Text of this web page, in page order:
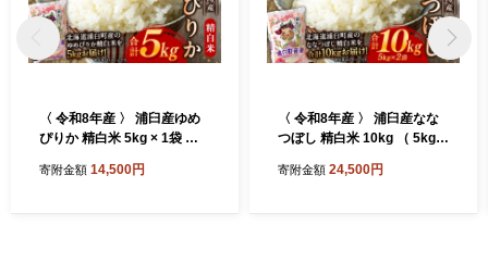
〈 令和8年産 〉 浦臼産ゆめ
ぴりか 精白米 5kg × 1袋 お
ご飯 おにぎり 国産 北海道産
寄附金額 14,500円
〈 令和8年産 〉 浦臼産なな
つぼし 精白米 10kg （ 5kg ×
白飯 飯 ご飯 おにぎり 国産
寄附金額 24,500円